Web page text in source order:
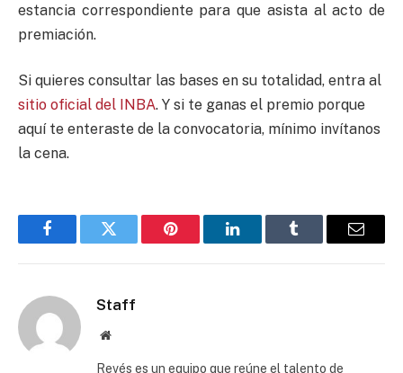
estancia correspondiente para que asista al acto de
premiación.
Si quieres consultar las bases en su totalidad, entra al
sitio oficial del INBA. Y si te ganas el premio porque
aquí te enteraste de la convocatoria, mínimo invítanos
la cena.
FacebookTwitter Pinterest LinkedInTumblr Email
Staff
Website
Revés es un equipo que reúne el talento de